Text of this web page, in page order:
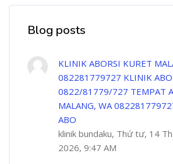
Blog posts
KLINIK ABORSI KURET
082281779727 KLINIK
0822/81779/727 TEMPAT
MALANG, WA
ABO
klinik bundaku, Thứ tư, 14
2026, 9:47 AM